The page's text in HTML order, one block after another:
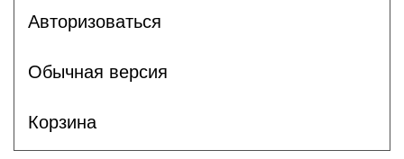
Авторизоваться
Обычная версия
Корзина